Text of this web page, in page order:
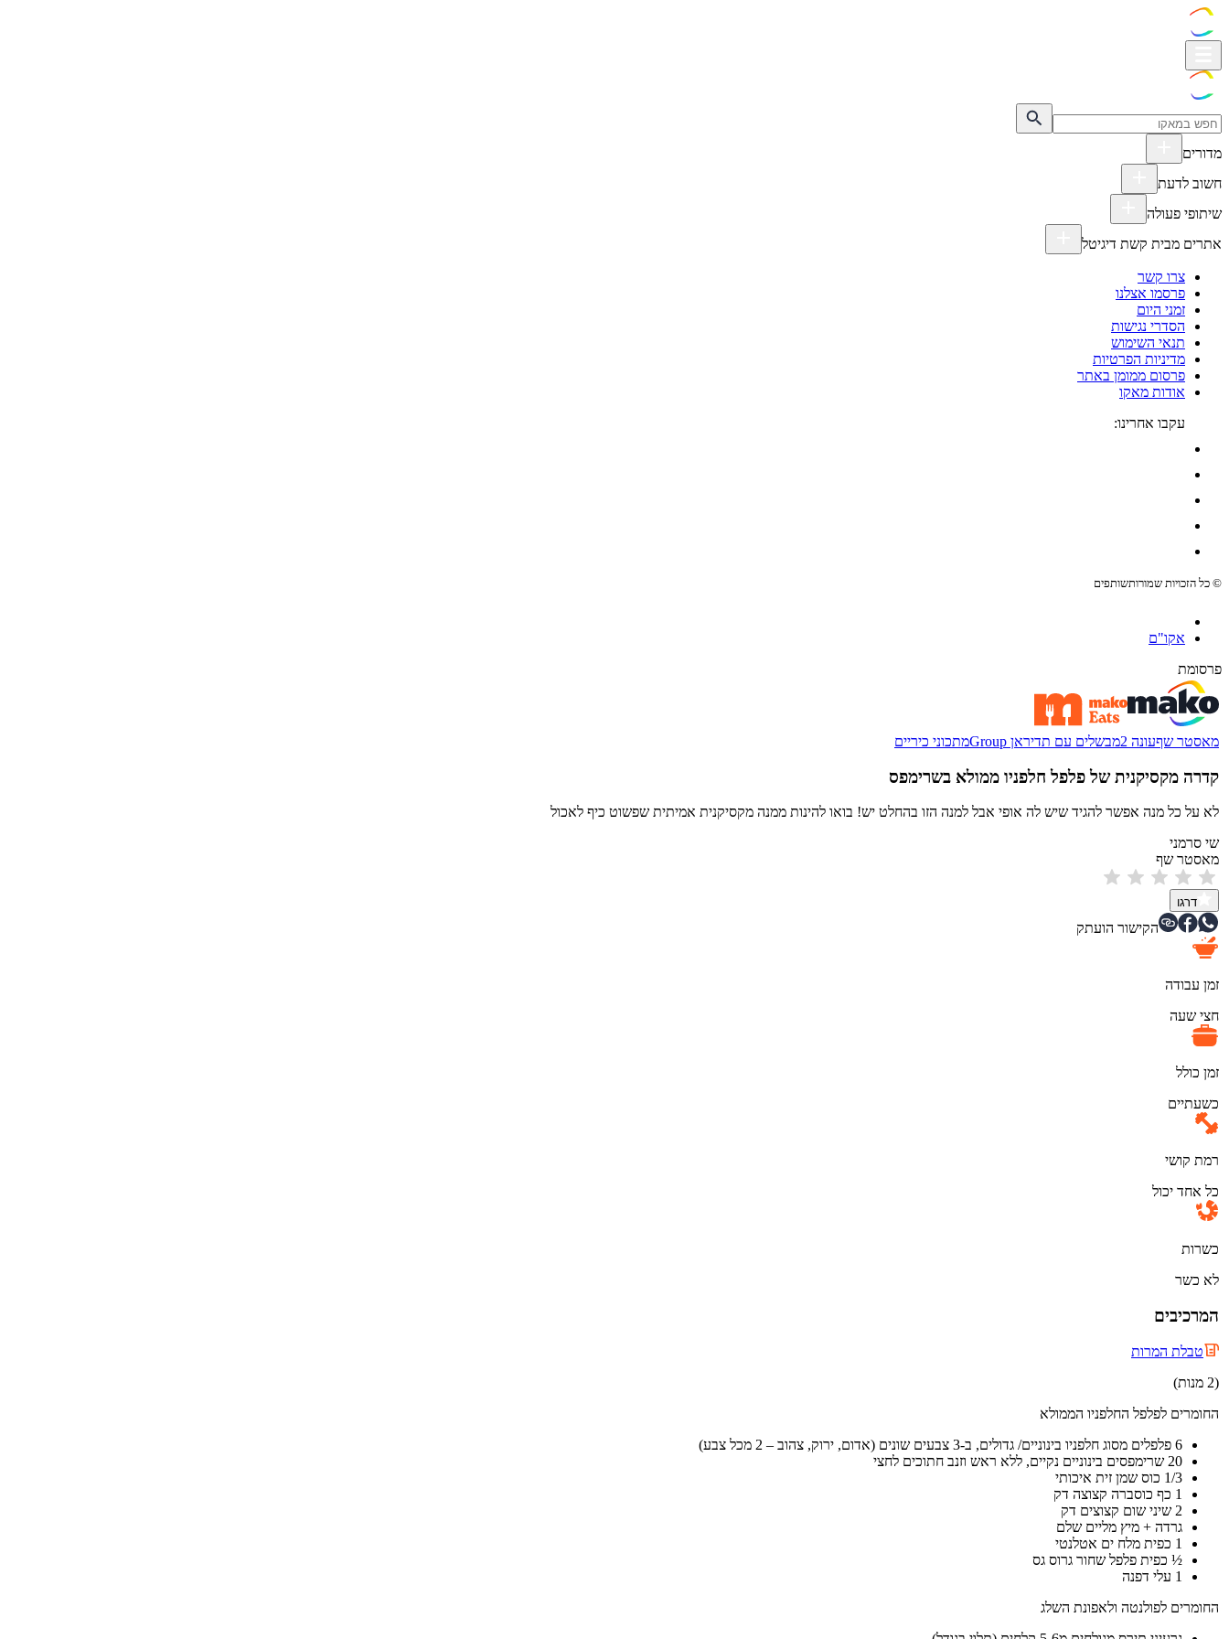
מדורים
חשוב לדעת
שיתופי פעולה
אתרים מבית קשת דיגיטל
צרו קשר
פרסמו אצלנו
זמני היום
הסדרי נגישות
תנאי השימוש
מדיניות הפרטיות
פרסום ממומן באתר
אודות מאקו
עקבו אחרינו:
© כל הזכויות שמורותשותפים
אקו"ם
פרסומת
מאסטר שףעונה 2 מבשלים עם תדיראן Group מתכוני כיריים
קדרה מקסיקנית של פלפל חלפניו ממולא בשרימפס
לא על כל מנה אפשר להגיד שיש לה אופי אבל למנה הזו בהחלט יש! בואו להינות ממנה מקסיקנית אמיתית שפשוט כיף לאכול
שי סרמני
מאסטר שף
דרגו
הקישור הועתק
זמן עבודה
חצי שעה
זמן כולל
כשעתיים
רמת קושי
כל אחד יכול
כשרות
לא כשר
המרכיבים
טבלת המרות
(2 מנות)
החומרים לפלפל החלפניו הממולא
6 פלפלים מסוג חלפניו בינוניים/ גדולים, ב-3 צבעים שונים (אדום, ירוק, צהוב – 2 מכל צבע)
20 שרימפסים בינוניים נקיים, ללא ראש וזנב חתוכים לחצי
1/3 כוס שמן זית איכותי
1 כף כוסברה קצוצה דק
2 שיני שום קצוצים דק
גרדה + מיץ מליים שלם
1 כפית מלח ים אטלנטי
½ כפית פלפל שחור גרוס גס
1 עלי דפנה
החומרים לפולנטה ולאפונת השלג